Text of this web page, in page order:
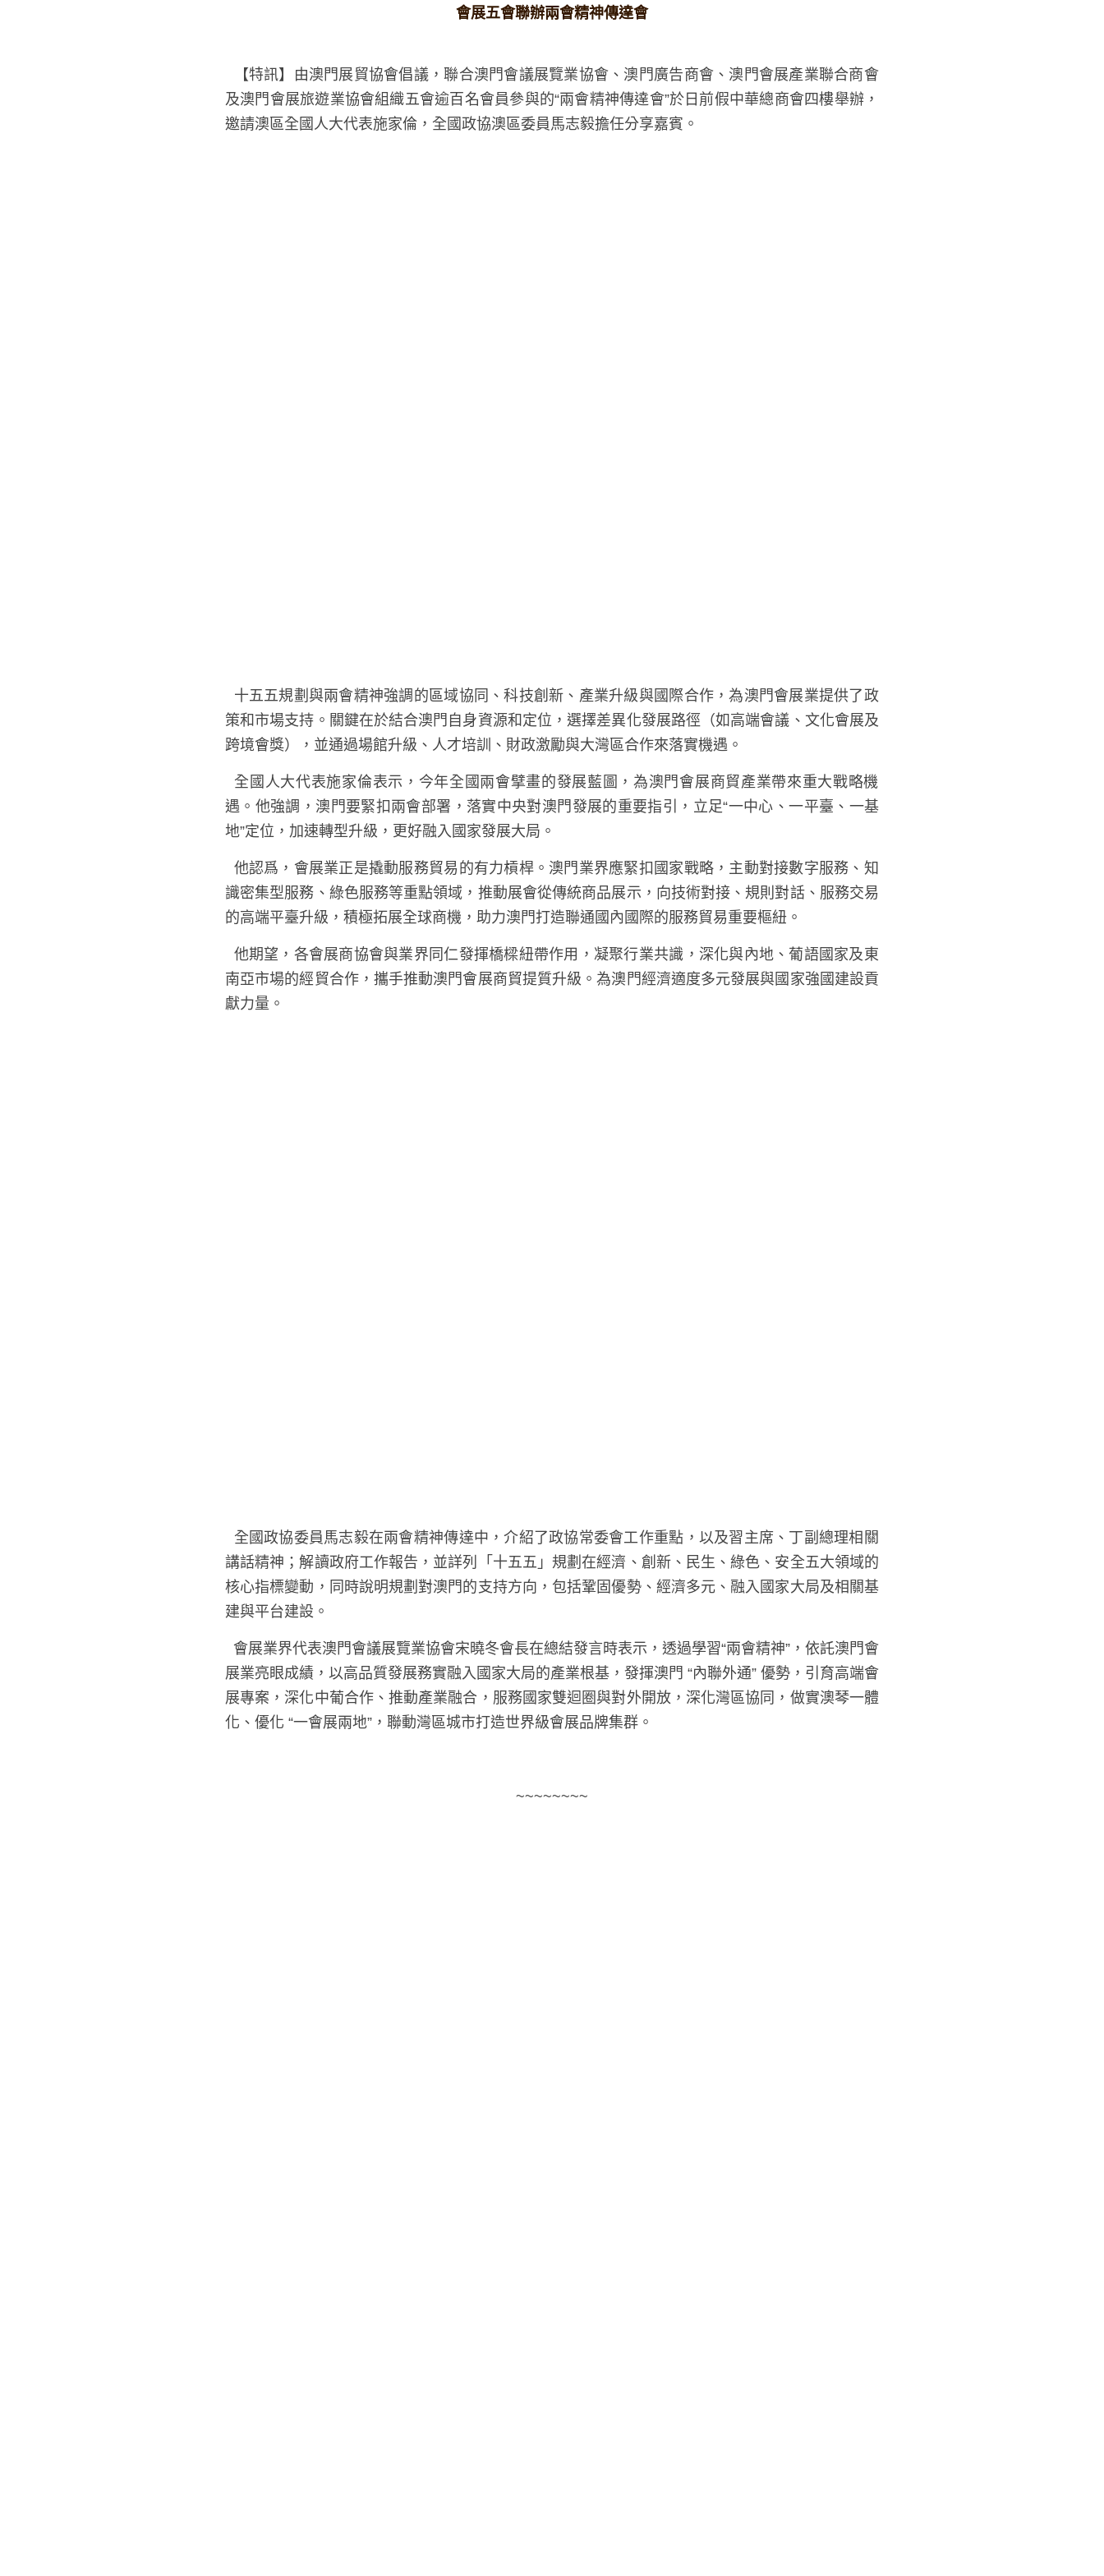
會展五會聯辦兩會精神傳達會
及澳門會展旅遊業協會組織五會逾百名會員參與的“兩會精神傳達會”於日前假中華總商會四樓舉
辦，邀請澳區全國人大代表施家倫，全國政協澳區委員馬志毅擔任分享嘉賓。
策和市場支持。關鍵在於結合澳門自身資源和定位，選擇差異化發展路徑（如高端會議、文化會展及
跨境會獎），並通過場館升級、人才培訓、財政激勵與大灣區合作來落實機遇。
遇。他強調，澳門要緊扣兩會部署，落實中央對澳門發展的重要指引，立足“一中心、一平臺、一基
地”定位，加速轉型升級，更好融入國家發展大局。
識密集型服務、綠色服務等重點領域，推動展會從傳統商品展示，向技術對接、規則對話、服務交易
的高端平臺升級，積極拓展全球商機，助力澳門打造聯通國內國際的服務貿易重要樞紐。
南亞市場的經貿合作，攜手推動澳門會展商貿提質升級。為澳門經濟適度多元發展與國家強國建設貢
獻力量。
講話精神；解讀政府工作報告，並詳列「十五五」規劃在經濟、創新、民生、綠色、安全五大領域的
核心指標變動，同時說明規劃對澳門的支持方向，包括鞏固優勢、經濟多元、融入國家大局及相關基
建與平台建設。
門會展業亮眼成績，以高品質發展務實融入國家大局的產業根基，發揮澳門 “內聯外通” 優勢，引
育高端會展專案，深化中葡合作、推動產業融合，服務國家雙迴圈與對外開放，深化灣區協同，做實
澳琴一體化、優化 “一會展兩地”，聯動灣區城市打造世界級會展品牌集群。
~~~~~~~~